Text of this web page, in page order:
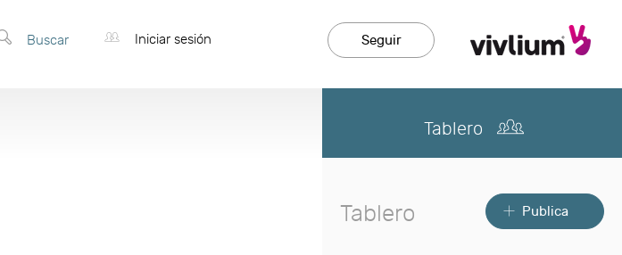
Buscar Iniciar sesión Seguir
Tablero
Tablero Publica